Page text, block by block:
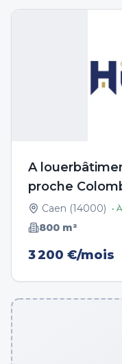
A
proche
Caen (14000) • À
800 m²
3 200 €/mois